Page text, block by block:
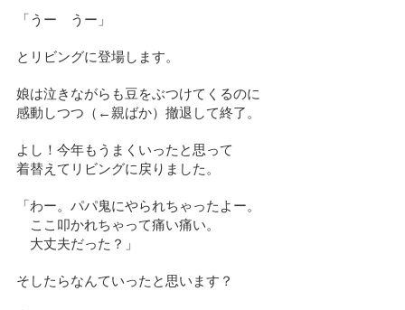
「うー うー」
とリビングに登場します。
娘は泣きながらも豆をぶつけてくるのに
感動しつつ（←親ばか）撤退して終了。
よし！今年もうまくいったと思って
着替えてリビングに戻りました。
「わー。パパ鬼にやられちゃったよー。
ここ叩かれちゃって痛い痛い。
大丈夫だった？」
そしたらなんていったと思います？